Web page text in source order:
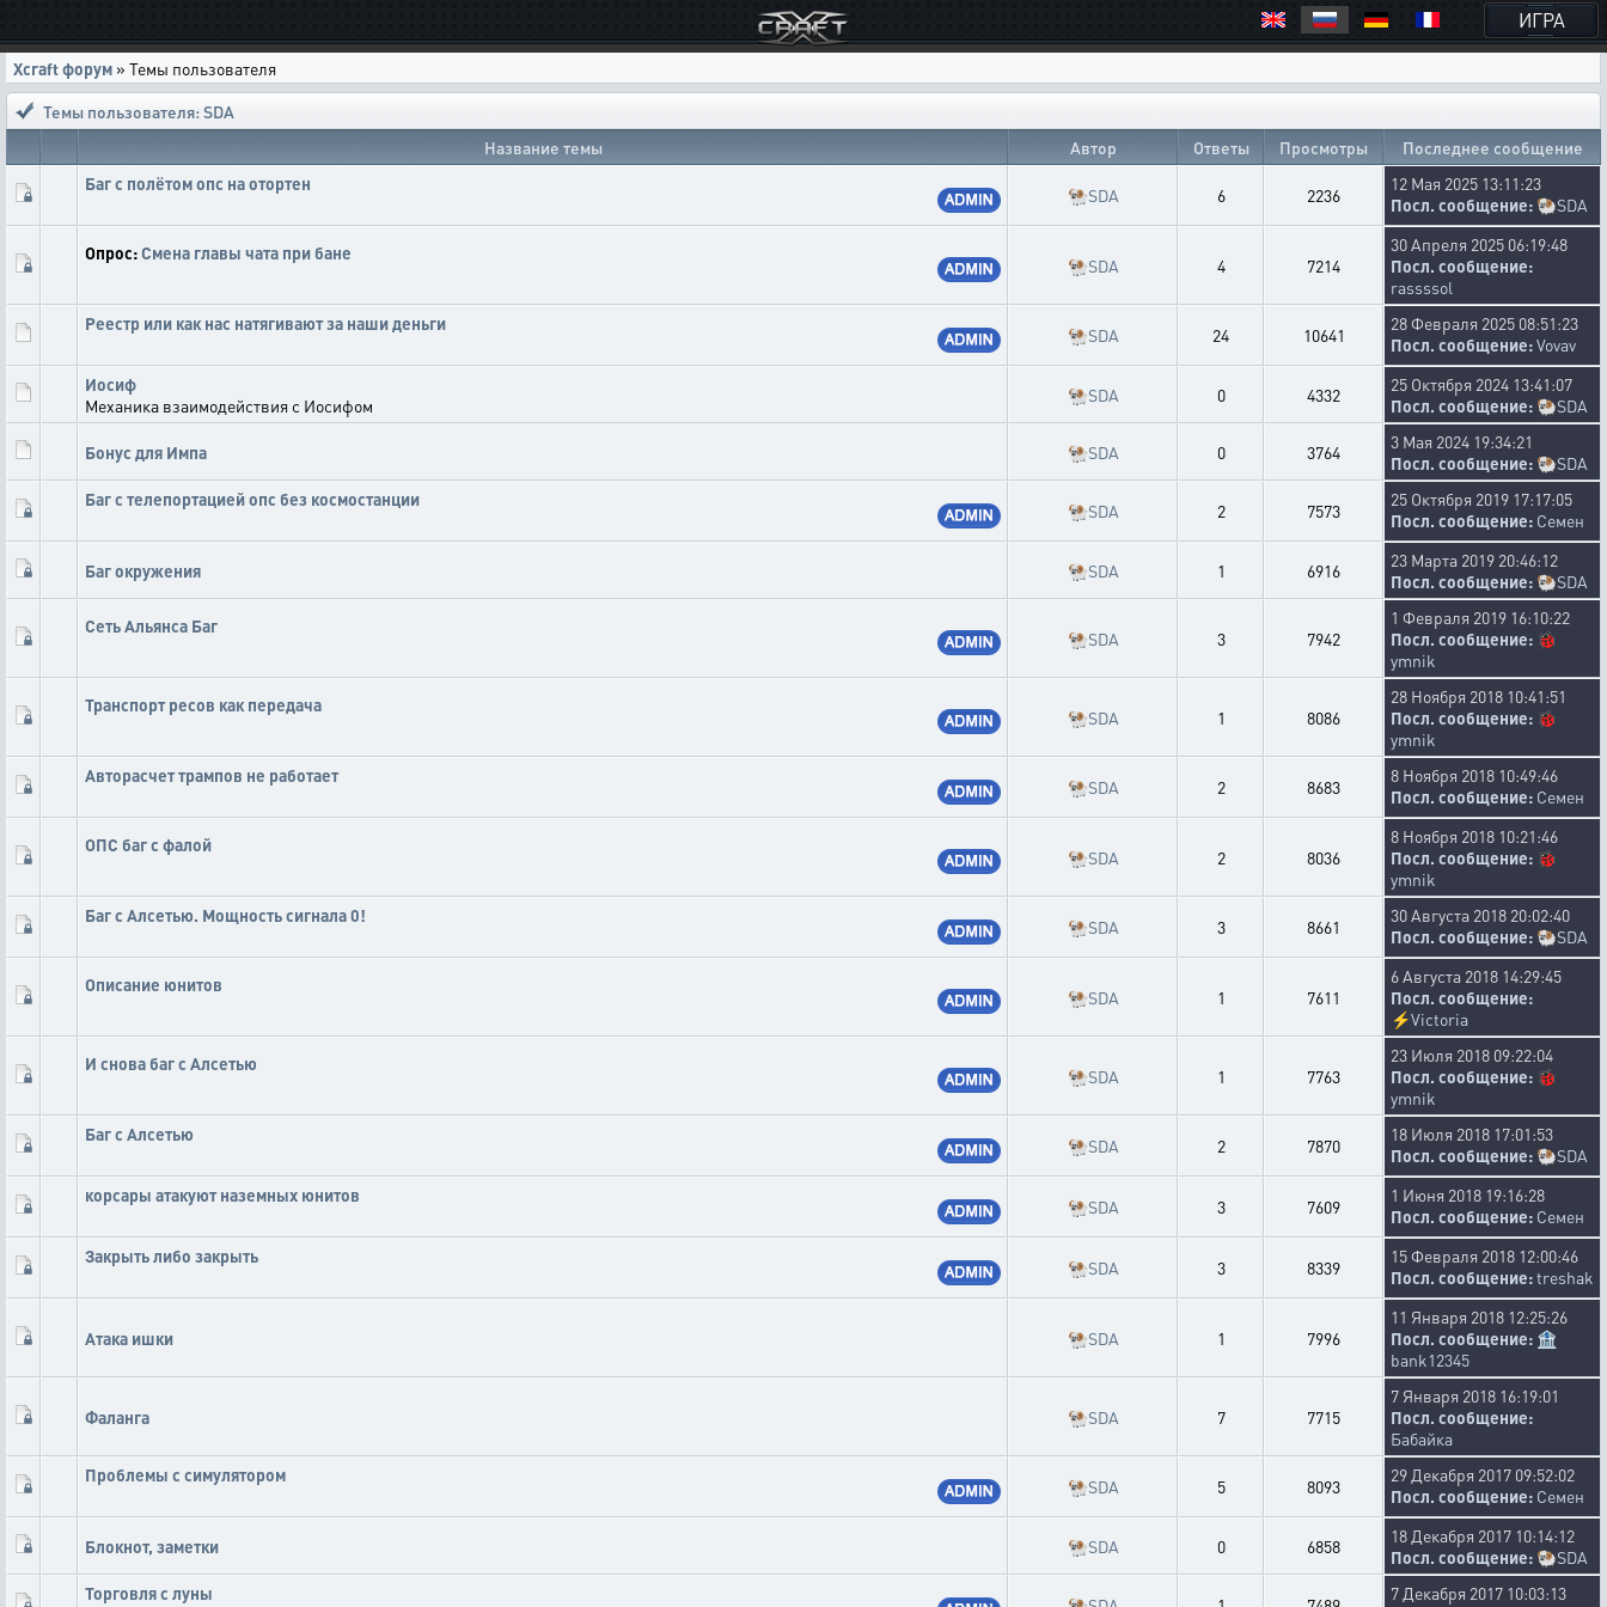
ИГРА
Xcraft форум » Темы пользователя
Темы пользователя: SDA
Название темы
Автор Ответы Просмотры
Последнее сообщение
Баг с полётом опс на отортен
🐏SDA 6 2236
12 Мая 2025 13:11:23
Посл. сообщение: 🐏SDA
Опрос:Смена главы чата при бане
🐏SDA 4 7214
30 Апреля 2025 06:19:48
Посл. сообщение:
rassssol
Реестр или как нас натягивают за наши деньги
🐏SDA 24 10641
28 Февраля 2025 08:51:23
Посл. сообщение:Vovav
Иосиф
Механика взаимодействия с Иосифом
🐏SDA 0 4332
25 Октября 2024 13:41:07
Посл. сообщение: 🐏SDA
Бонус для Импа 🐏SDA 0 3764
3 Мая 2024 19:34:21
Посл. сообщение: 🐏SDA
Баг с телепортацией опс без космостанции
🐏SDA 2 7573
25 Октября 2019 17:17:05
Посл. сообщение: Семен
Баг окружения 🐏SDA 1 6916
23 Марта 2019 20:46:12
Посл. сообщение: 🐏SDA
Сеть Альянса Баг
🐏SDA 3 7942
1 Февраля 2019 16:10:22
Посл. сообщение: 🐞
ymnik
Транспорт ресов как передача
🐏SDA 1 8086
28 Ноября 2018 10:41:51
Посл. сообщение: 🐞
ymnik
Авторасчет трампов не работает
🐏SDA 2 8683
8 Ноября 2018 10:49:46
Посл. сообщение: Семен
ОПС баг с фалой
🐏SDA 2 8036
8 Ноября 2018 10:21:46
Посл. сообщение: 🐞
ymnik
Баг с Алсетью. Мощность сигнала 0!
🐏SDA 3 8661
30 Августа 2018 20:02:40
Посл. сообщение: 🐏SDA
Описание юнитов
🐏SDA 1 7611
6 Августа 2018 14:29:45
Посл. сообщение:
⚡Victoria
И снова баг с Алсетью
🐏SDA 1 7763
23 Июля 2018 09:22:04
Посл. сообщение: 🐞
ymnik
Баг с Алсетью
🐏SDA 2 7870
18 Июля 2018 17:01:53
Посл. сообщение: 🐏SDA
корсары атакуют наземных юнитов
🐏SDA 3 7609
1 Июня 2018 19:16:28
Посл. сообщение: Семен
Закрыть либо закрыть
🐏SDA 3 8339
15 Февраля 2018 12:00:46
Посл. сообщение:treshak
Атака ишки 🐏SDA 1 7996
11 Января 2018 12:25:26
Посл. сообщение: 🏦
bank12345
Фаланга 🐏SDA 7 7715
7 Января 2018 16:19:01
Посл. сообщение:
Бабайка
Проблемы с симулятором
🐏SDA 5 8093
29 Декабря 2017 09:52:02
Посл. сообщение: Семен
Блокнот, заметки 🐏SDA 0 6858
18 Декабря 2017 10:14:12
Посл. сообщение: 🐏SDA
Торговля с луны
7 Декабря 2017 10:03:13